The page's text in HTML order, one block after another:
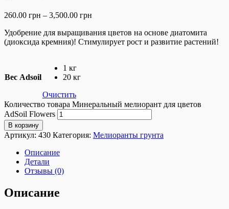
260.00 грн – 3,500.00 грн
Удобрение для выращивания цветов на основе диатомита
(диоксида кремния)! Cтимулирует рост и развитие растений!
Вес Adsoil
1 кг
20 кг
Очистить
Количество товара Минеральный мелиорант для цветов
AdSoil Flowers
В корзину
Артикул: 430 Категория: Мелиоранты грунта
Описание
Детали
Отзывы (0)
Описание